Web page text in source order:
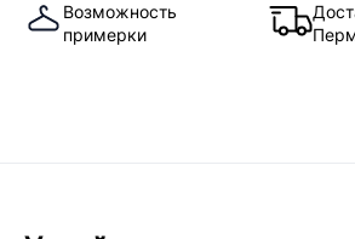
Возможность
примерки